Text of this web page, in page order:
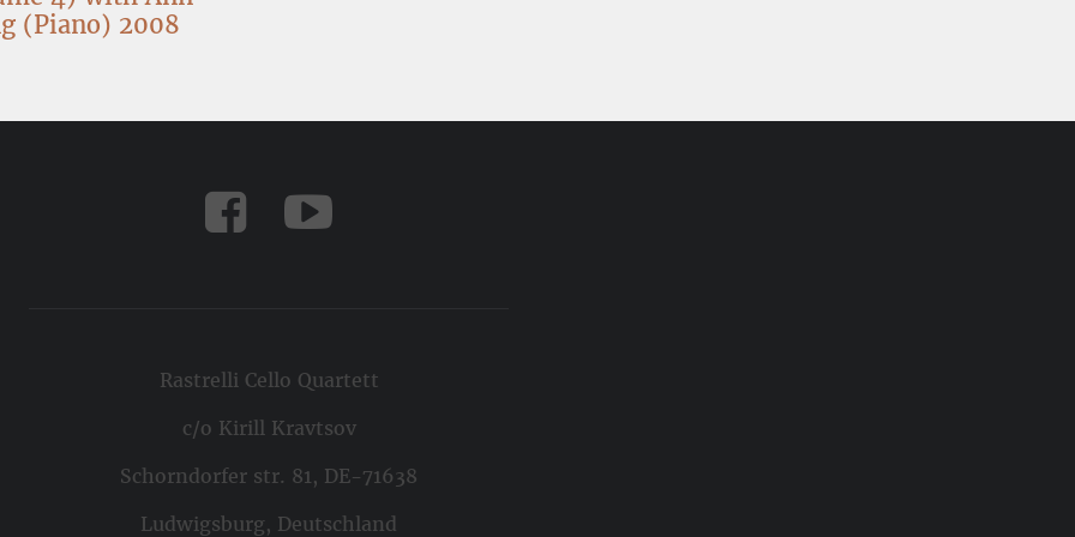
(Piano) 2008
Rastrelli Cello Quartett
c/o Kirill Kravtsov
Schorndorfer str. 81, DE-71638
Ludwigsburg, Deutschland